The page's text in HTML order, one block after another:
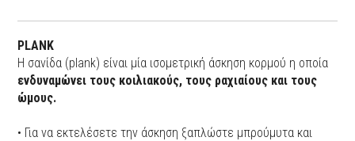
PLANK
H σανίδα (plank) είναι μία ισομετρική άσκηση κορμού η οποία
ενδυναμώνει τους κοιλιακούς, τους ραχιαίους και τους
ώμους.
• Για να εκτελέσετε την άσκηση ξαπλώστε μπρούμυτα και